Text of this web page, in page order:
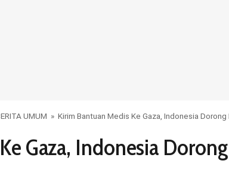
UMUM » Kirim Bantuan Medis Ke Gaza, Indonesia
Gaza, Indonesia Dorong